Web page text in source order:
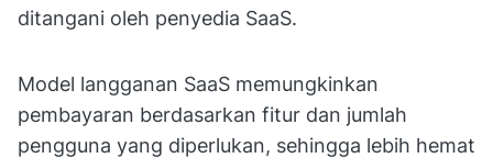
ditangani oleh penyedia SaaS.
Model langganan SaaS memungkinkan
pembayaran berdasarkan fitur dan jumlah
pengguna yang diperlukan, sehingga lebih hemat